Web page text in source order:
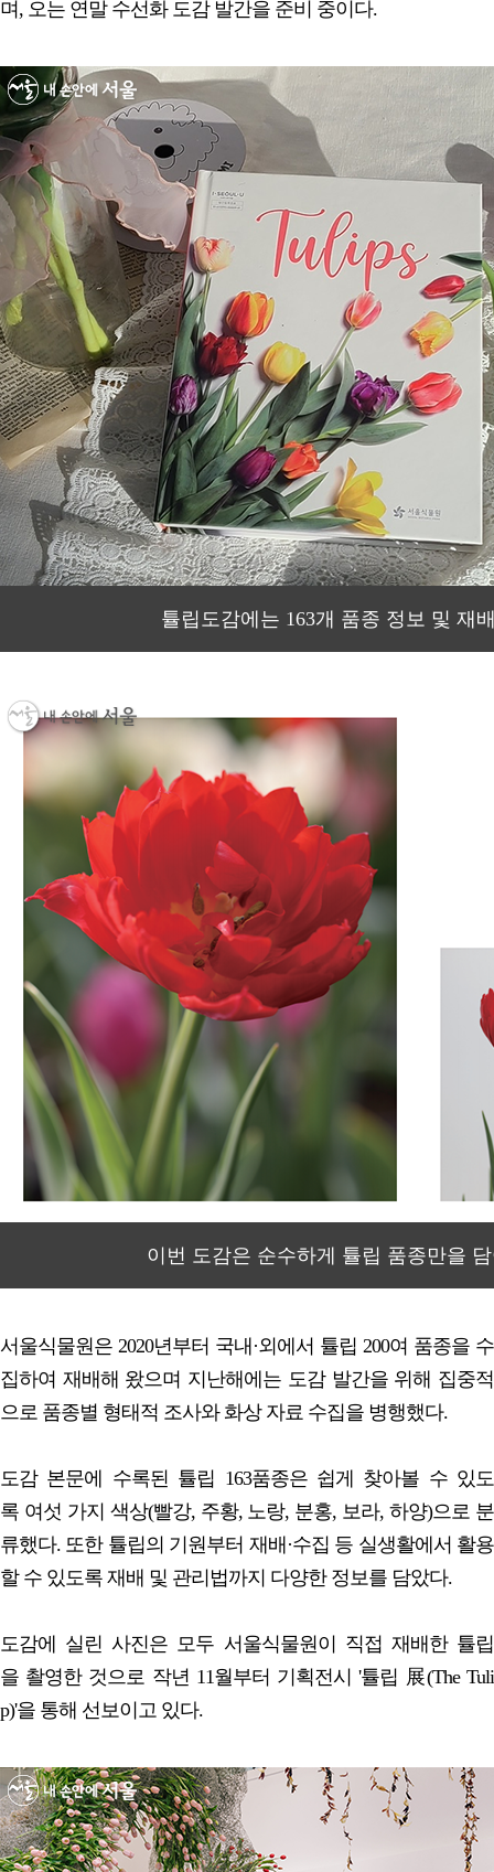
며, 오는 연말 수선화 도감 발간을 준비 중이다.
튤립도감에는 163개 품종 정보 및 재
이번 도감은 순수하게 튤립 품종만을
서울식물원은 2020년부터 국내·외에서 튤립 200여 품종을 수
집하여 재배해 왔으며 지난해에는 도감 발간을 위해 집중적
으로 품종별 형태적 조사와 화상 자료 수집을 병행했다.
도감 본문에 수록된 튤립 163품종은 쉽게 찾아볼 수 있도
록 여섯 가지 색상(빨강, 주황, 노랑, 분홍, 보라, 하양)으로 분
류했다. 또한 튤립의 기원부터 재배·수집 등 실생활에서 활용
할 수 있도록 재배 및 관리법까지 다양한 정보를 담았다.
도감에 실린 사진은 모두 서울식물원이 직접 재배한 튤립
을 촬영한 것으로 작년 11월부터 기획전시 '튤립 展(The Tuli
p)'을 통해 선보이고 있다.